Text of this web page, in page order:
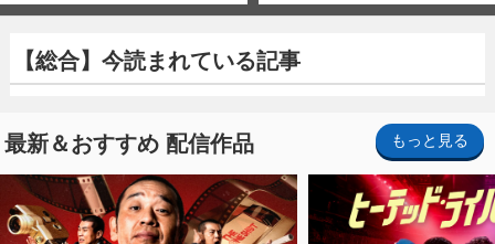
【総合】今読まれている記事
最新＆おすすめ 配信作品 もっと見る